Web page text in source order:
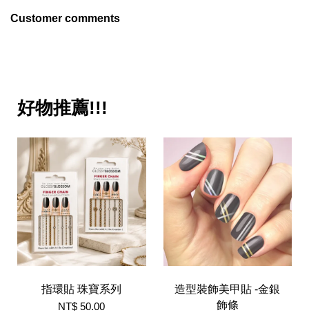
Customer comments
好物推薦!!!
指環貼 珠寶系列
NT$ 50.00
造型裝飾美甲貼 -金銀
飾條